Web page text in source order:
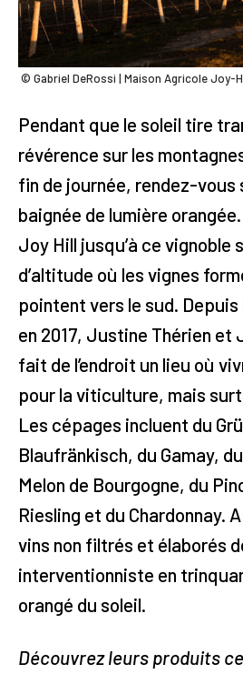
© Gabriel DeRossi | Maison Agricole Joy-
Pendant que le soleil tire
révérence sur les
fin de journée, rendez-vous
baignée de lumière
Joy Hill jusqu’à ce vignoble
d’altitude où les vignes
pointent vers le sud. Depuis
en 2017, Justine Thérien et
fait de l’endroit un lieu où
pour la viticulture, mais
Les cépages incluent du
Blaufränkisch, du Gamay,
Melon de Bourgogne, du
Riesling et du Chardonnay.
vins non filtrés et élaborés
interventionniste en
orangé du soleil.
Découvrez leurs produits